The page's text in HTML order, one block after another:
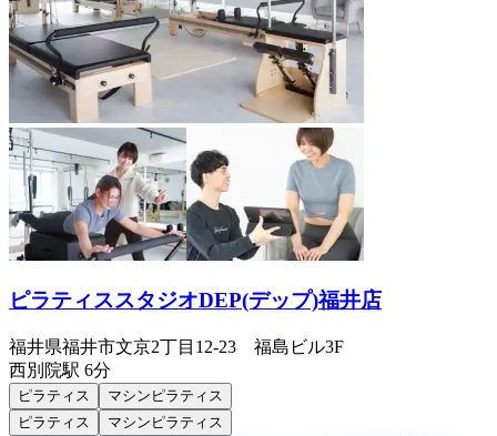
ピラティススタジオDEP(デップ)福井店
福井県福井市文京2丁目12-23 福島ビル3F
西別院駅 6分
ピラティス
マシンピラティス
ピラティス
マシンピラティス